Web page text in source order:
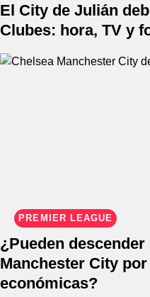
El City de Julián
Clubes: hora, TV y
PREMIER LEAGUE
¿Pueden descender
Manchester City
económicas?